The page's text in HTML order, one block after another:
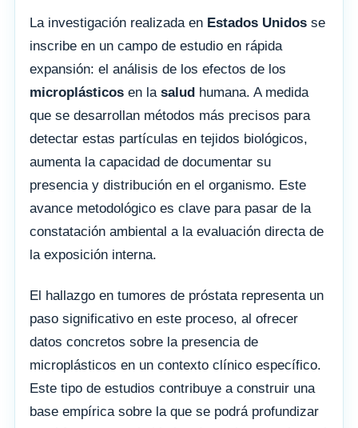
La investigación realizada en Estados Unidos se
inscribe en un campo de estudio en rápida
expansión: el análisis de los efectos de los
microplásticos en la salud humana. A medida
que se desarrollan métodos más precisos para
detectar estas partículas en tejidos biológicos,
aumenta la capacidad de documentar su
presencia y distribución en el organismo. Este
avance metodológico es clave para pasar de la
constatación ambiental a la evaluación directa de
la exposición interna.
El hallazgo en tumores de próstata representa un
paso significativo en este proceso, al ofrecer
datos concretos sobre la presencia de
microplásticos en un contexto clínico específico.
Este tipo de estudios contribuye a construir una
base empírica sobre la que se podrá profundizar